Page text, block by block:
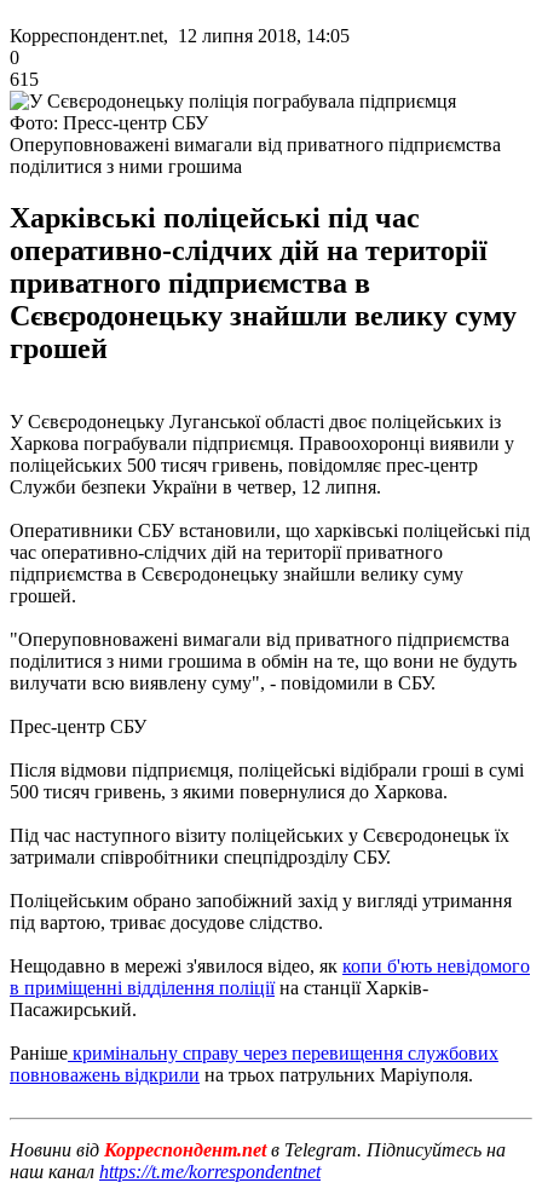
Корреспондент.net, 12 липня 2018, 14:05
0
615
Фото: Пресс-центр СБУ
Оперуповноважені вимагали від приватного підприємства
поділитися з ними грошима
Харківські поліцейські під час
оперативно-слідчих дій на території
приватного підприємства в
Сєвєродонецьку знайшли велику суму
грошей
У Сєвєродонецьку Луганської області двоє поліцейських із
Харкова пограбували підприємця. Правоохоронці виявили у
поліцейських 500 тисяч гривень, повідомляє прес-центр
Служби безпеки України в четвер, 12 липня.
Оперативники СБУ встановили, що харківські поліцейські під
час оперативно-слідчих дій на території приватного
підприємства в Сєвєродонецьку знайшли велику суму
грошей.
"Оперуповноважені вимагали від приватного підприємства
поділитися з ними грошима в обмін на те, що вони не будуть
вилучати всю виявлену суму", - повідомили в СБУ.
Прес-центр СБУ
Після відмови підприємця, поліцейські відібрали гроші в сумі
500 тисяч гривень, з якими повернулися до Харкова.
Під час наступного візиту поліцейських у Сєвєродонецьк їх
затримали співробітники спецпідрозділу СБУ.
Поліцейським обрано запобіжний захід у вигляді утримання
під вартою, триває досудове слідство.
Нещодавно в мережі з'явилося відео, як копи б'ють невідомого
в приміщенні відділення поліціїна станції Харків-
Пасажирський.
Раніше кримінальну справу через перевищення службових
повноважень відкрили на трьох патрульних Маріуполя.
Новини від Корреспондент.netв Telegram. Підписуйтесь на
наш канал https://t.me/korrespondentnet